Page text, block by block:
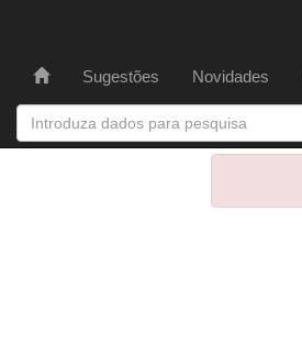
Sugestões Novidades